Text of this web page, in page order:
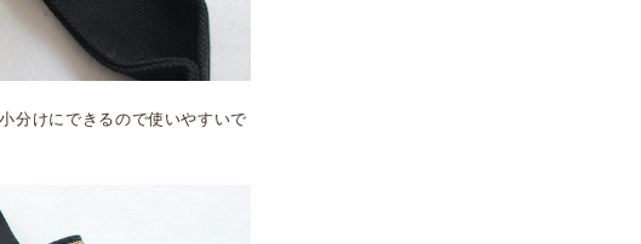
分けにできるので使いやすいで